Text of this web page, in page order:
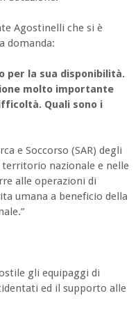
Agostinelli che si è
domanda:
per la sua disponibilità.
molto importante
Quali sono i
e Soccorso (SAR) degli
nazionale e nelle
alle operazioni di
umana a beneficio della
gli equipaggi di
ed il supporto alle